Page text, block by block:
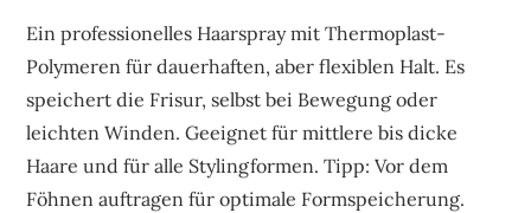
Ein professionelles Haarspray mit Thermoplast-
Polymeren für dauerhaften, aber flexiblen Halt. Es
speichert die Frisur, selbst bei Bewegung oder
leichten Winden. Geeignet für mittlere bis dicke
Haare und für alle Stylingformen. Tipp: Vor dem
Föhnen auftragen für optimale Formspeicherung.